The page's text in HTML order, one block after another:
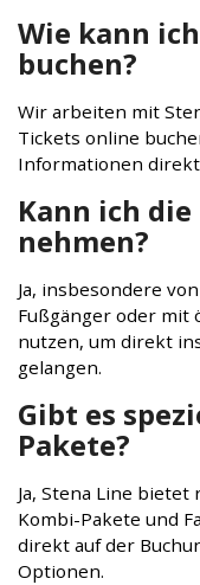
Wie kann
buchen?
Wir arbeiten mit
Tickets online
Informationen
Kann ich
nehmen?
Ja, insbesondere
Fußgänger oder
nutzen, um direkt
gelangen.
Gibt es
Pakete?
Ja, Stena Line
Kombi-Pakete und
direkt auf der
Optionen.